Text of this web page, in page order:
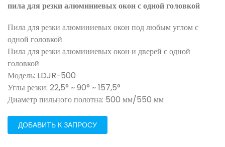
пила для резки алюминиевых окон с одной головкой
Пила для резки алюминиевых окон под любым углом с
одной головкой
Пила для резки алюминиевых окон и дверей с одной
головкой
Модель: LDJR-500
Углы резки: 22,5° ~ 90° ~ 157,5°
Диаметр пильного полотна: 500 мм/550 мм
ДОБАВИТЬ К ЗАПРОСУ